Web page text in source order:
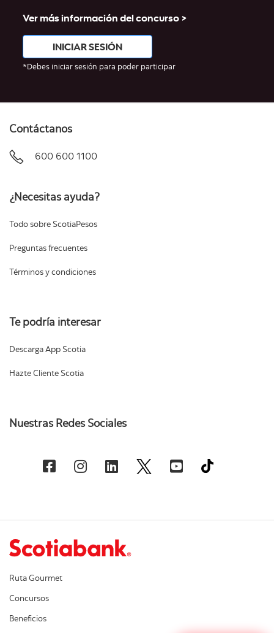
Ver más información del concurso >
INICIAR SESIÓN
*Debes iniciar sesión para poder participar
Contáctanos
600 600 1100
¿Necesitas ayuda?
Todo sobre ScotiaPesos
Preguntas frecuentes
Términos y condiciones
Te podría interesar
Descarga App Scotia
Hazte Cliente Scotia
Nuestras Redes Sociales
Ruta Gourmet
Concursos
Beneficios